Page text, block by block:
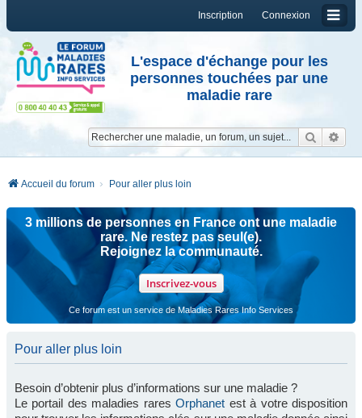
Connexion
Inscription
L'espace d'échange pour les
personnes touchées par une
maladie rare
Accueil du forum Pour aller plus loin
3 millions de personnes en France ont une maladie
rare. Ne restez pas seul(e).
Rejoignez la communauté.
Inscrivez-vous
Ce forum est un service de Maladies Rares Info Services
Pour aller plus loin
Besoin d’obtenir plus d’informations sur une maladie ?
Le portail des maladies raresOrphanet est à votre disposition